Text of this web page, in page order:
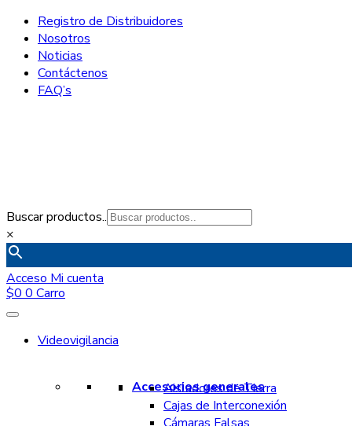
Registro de Distribuidores
Nosotros
Noticias
Contáctenos
FAQ’s
Buscar productos..
×
Acceso Mi cuenta
$0 0 Carro
Videovigilancia
Accesorios generales
Aisladores de Tierra
Cajas de Interconexión